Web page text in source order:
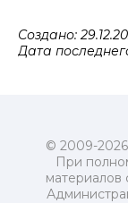
Создано:
Дата
© 2009-
При